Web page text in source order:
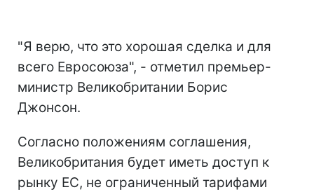
"Я верю, что это хорошая сделка и для
всего Евросоюза", - отметил премьер-
министр Великобритании Борис
Джонсон.
Согласно положениям соглашения,
Великобритания будет иметь доступ к
рынку ЕС, не ограниченный тарифами